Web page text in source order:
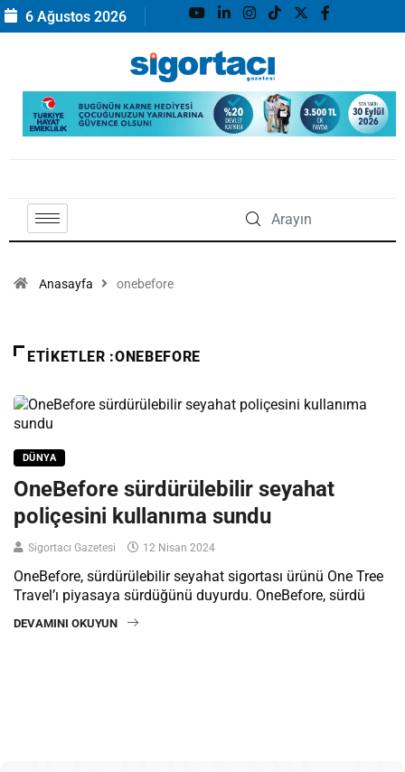
6 Ağustos 2026
Anasayfa onebefore
ETIKETLER :ONEBEFORE
DÜNYA
OneBefore sürdürülebilir seyahat
poliçesini kullanıma sundu
Sigortacı Gazetesi 12 Nisan 2024
OneBefore, sürdürülebilir seyahat sigortası ürünü One Tree
Travel’ı piyasaya sürdüğünü duyurdu. OneBefore, sürdü
DEVAMINI OKUYUN